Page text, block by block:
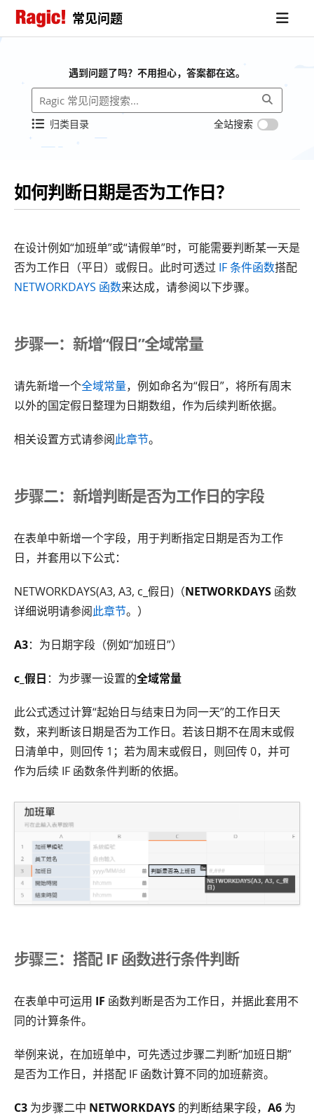
常见问题
遇到问题了吗？不用担心，答案都在这。
归类目录 全站搜索
如何判断日期是否为工作日？
在设计例如“加班单”或“请假单”时，可能需要判断某一天是
否为工作日（平日）或假日。此时可透过 IF 条件函数搭配
NETWORKDAYS 函数来达成，请参阅以下步骤。
步骤一：新增“假日”全域常量
请先新增一个全域常量，例如命名为“假日”，将所有周末
以外的国定假日整理为日期数组，作为后续判断依据。
相关设置方式请参阅此章节。
步骤二：新增判断是否为工作日的字段
在表单中新增一个字段，用于判断指定日期是否为工作
日，并套用以下公式：
NETWORKDAYS(A3, A3, c_假日)（NETWORKDAYS 函数
详细说明请参阅此章节。）
A3：为日期字段（例如“加班日”）
c_假日 ：为步骤一设置的全域常量
此公式透过计算“起始日与结束日为同一天”的工作日天
数，来判断该日期是否为工作日。若该日期不在周末或假
日清单中，则回传 1；若为周末或假日，则回传 0，并可
作为后续 IF 函数条件判断的依据。
步骤三：搭配 IF 函数进行条件判断
在表单中可运用 IF 函数判断是否为工作日，并据此套用不
同的计算条件。
举例来说，在加班单中，可先透过步骤二判断“加班日期”
是否为工作日，并搭配 IF 函数计算不同的加班薪资。
C3 为步骤二中 NETWORKDAYS 的判断结果字段， A6 为